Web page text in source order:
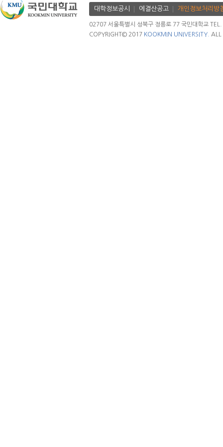
대학정보공시 에결산공고 개인정보처리방
02707 서울특별시 성북구 정릉로 77 국민대학교
COPYRIGHT© 2017 KOOKMIN UNIVERSITY. ALL